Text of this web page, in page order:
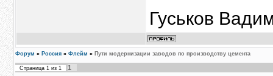
Гуськов
Форум » Россия » Флейм » Пути модернизации заводов по производству цемента
Страница 1 из 1 1